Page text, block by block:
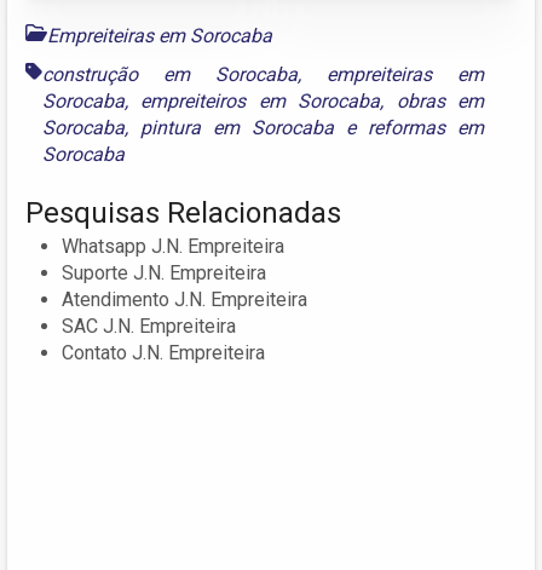
Empreiteiras em Sorocaba
construção em Sorocaba, empreiteiras em
Sorocaba, empreiteiros em Sorocaba, obras em
Sorocaba, pintura em Sorocaba e reformas em
Sorocaba
Pesquisas Relacionadas
Whatsapp J.N. Empreiteira
Suporte J.N. Empreiteira
Atendimento J.N. Empreiteira
SAC J.N. Empreiteira
Contato J.N. Empreiteira